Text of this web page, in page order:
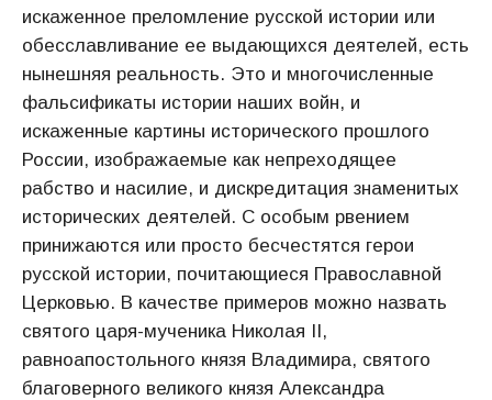
искаженное преломление русской истории или
обесславливание ее выдающихся деятелей, есть
нынешняя реальность. Это и многочисленные
фальсификаты истории наших войн, и
искаженные картины исторического прошлого
России, изображаемые как непреходящее
рабство и насилие, и дискредитация знаменитых
исторических деятелей. С особым рвением
принижаются или просто бесчестятся герои
русской истории, почитающиеся Православной
Церковью. В качестве примеров можно назвать
святого царя-мученика Николая II,
равноапостольного князя Владимира, святого
благоверного великого князя Александра